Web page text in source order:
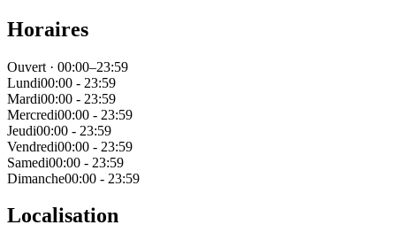
Horaires
Ouvert · 00:00–23:59
Lundi00:00 - 23:59
Mardi00:00 - 23:59
Mercredi00:00 - 23:59
Jeudi00:00 - 23:59
Vendredi00:00 - 23:59
Samedi00:00 - 23:59
Dimanche00:00 - 23:59
Localisation